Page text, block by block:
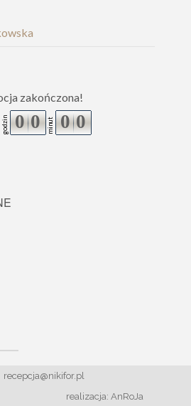
zakończona!
godzin 0 0 minut 0 0
recepcja@nikifor.pl
realizacja: AnRoJa